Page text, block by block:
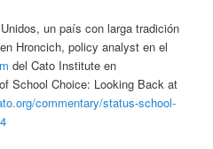
un país con larga tradición
Hroncich, policy analyst en el
del Cato Institute en
School Choice: Looking Back at
commentary/status-school-